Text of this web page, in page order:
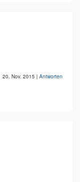
20. Nov. 2015 | Antworten